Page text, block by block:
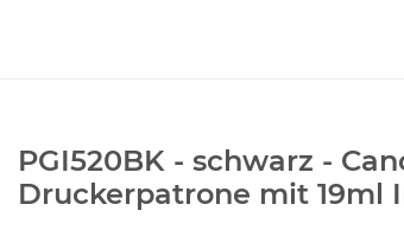
PGI520BK - schwarz -
Druckerpatrone mit 19ml